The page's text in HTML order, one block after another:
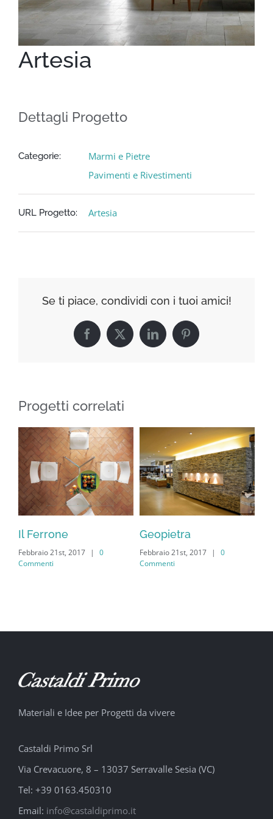
Artesia
Dettagli Progetto
Categorie:
Marmi e Pietre
Pavimenti e Rivestimenti
URL Progetto: Artesia
Se ti piace, condividi con i tuoi amici!
Facebook
X LinkedInPinterest
Progetti correlati
Il Ferrone
Febbraio 21st, 2017 |
0
Commenti
Geopietra
Febbraio 21st, 2017 |
0
Commenti
Materiali e Idee per Progetti da vivere
Castaldi Primo Srl
Via Crevacuore, 8 – 13037 Serravalle Sesia (VC)
Tel: +39 0163.450310
Email: info@castaldiprimo.it